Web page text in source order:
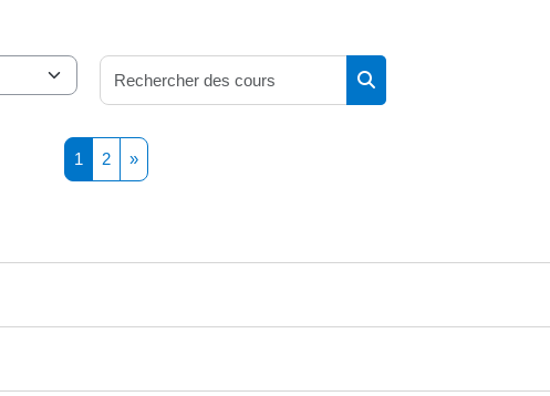
Rechercher des cours
1 Page 1
2Page 2
»Page suivante